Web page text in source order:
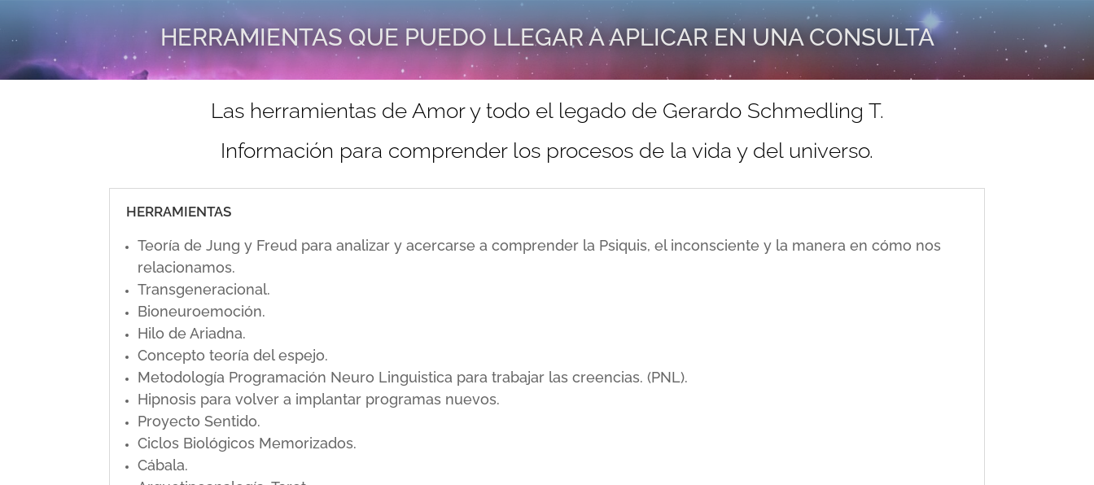
HERRAMIENTAS QUE PUEDO LLEGAR A APLICAR EN UNA CONSULTA
Las herramientas de Amor y todo el legado de Gerardo Schmedling T.
Información para comprender los procesos de la vida y del universo.
HERRAMIENTAS
Teoría de Jung y Freud para analizar y acercarse a comprender la Psiquis, el inconsciente y la manera en cómo nos
relacionamos.
Transgeneracional.
Bioneuroemoción.
Hilo de Ariadna.
Concepto teoría del espejo.
Metodología Programación Neuro Linguistica para trabajar las creencias. (PNL).
Hipnosis para volver a implantar programas nuevos.
Proyecto Sentido.
Ciclos Biológicos Memorizados.
Cábala.